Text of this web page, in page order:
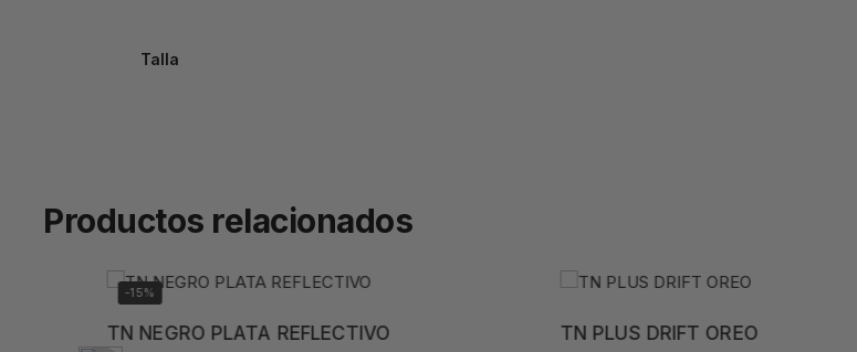
Talla
Productos relacionados
-15%
TN NEGRO PLATA REFLECTIVO TN PLUS DRIFT OREO